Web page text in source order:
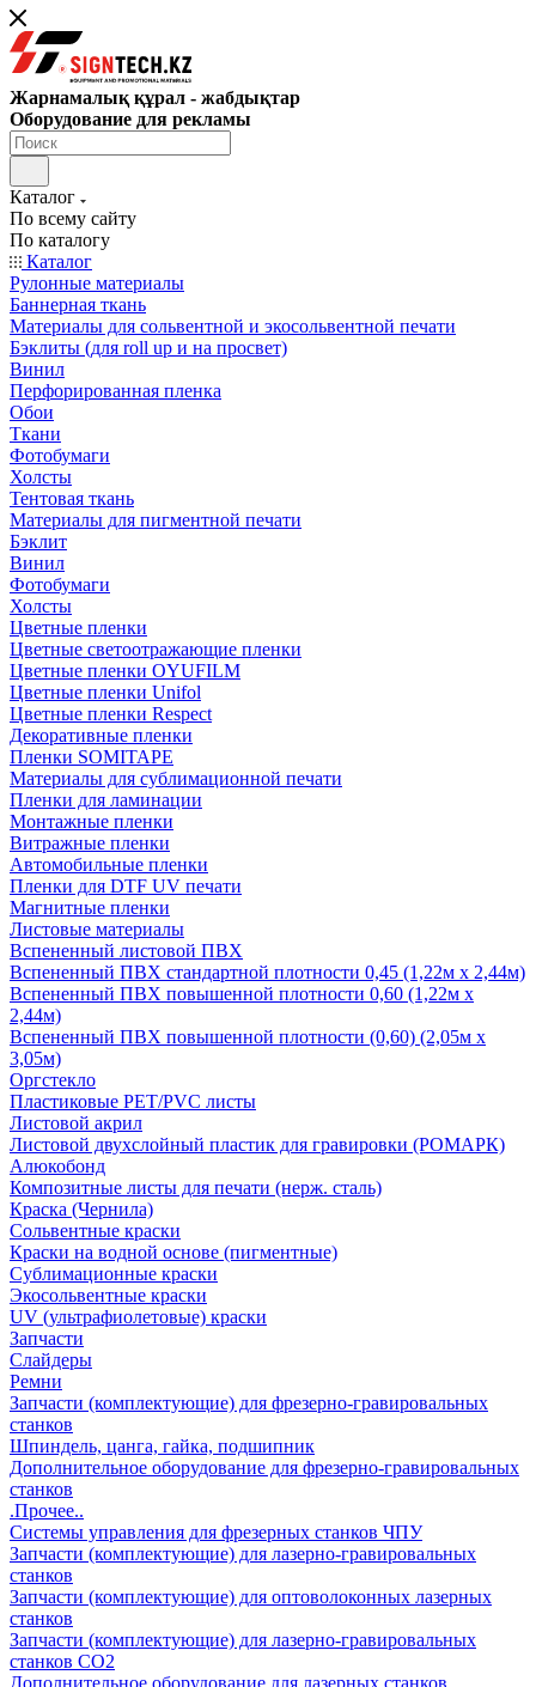
Жарнамалық құрал - жабдықтар
Оборудование для рекламы
Каталог
По всему сайту
По каталогу
Каталог
Рулонные материалы
Баннерная ткань
Материалы для сольвентной и экосольвентной печати
Бэклиты (для roll up и на просвет)
Винил
Перфорированная пленка
Обои
Ткани
Фотобумаги
Холсты
Тентовая ткань
Материалы для пигментной печати
Бэклит
Винил
Фотобумаги
Холсты
Цветные пленки
Цветные светоотражающие пленки
Цветные пленки OYUFILM
Цветные пленки Unifol
Цветные пленки Respect
Декоративные пленки
Пленки SOMITAPE
Материалы для сублимационной печати
Пленки для ламинации
Монтажные пленки
Витражные пленки
Автомобильные пленки
Пленки для DTF UV печати
Магнитные пленки
Листовые материалы
Вспененный листовой ПВХ
Вспененный ПВХ стандартной плотности 0,45 (1,22м х 2,44м)
Вспененный ПВХ повышенной плотности 0,60 (1,22м х
2,44м)
Вспененный ПВХ повышенной плотности (0,60) (2,05м х
3,05м)
Оргстекло
Пластиковые PET/PVC листы
Листовой акрил
Листовой двухслойный пластик для гравировки (РОМАРК)
Алюкобонд
Композитные листы для печати (нерж. сталь)
Краска (Чернила)
Сольвентные краски
Краски на водной основе (пигментные)
Сублимационные краски
Экосольвентные краски
UV (ультрафиолетовые) краски
Запчасти
Слайдеры
Ремни
Запчасти (комплектующие) для фрезерно-гравировальных
станков
Шпиндель, цанга, гайка, подшипник
Дополнительное оборудование для фрезерно-гравировальных
станков
.Прочее..
Системы управления для фрезерных станков ЧПУ
Запчасти (комплектующие) для лазерно-гравировальных
станков
Запчасти (комплектующие) для оптоволоконных лазерных
станков
Запчасти (комплектующие) для лазерно-гравировальных
станков CO2
Дополнительное оборудование для лазерных станков